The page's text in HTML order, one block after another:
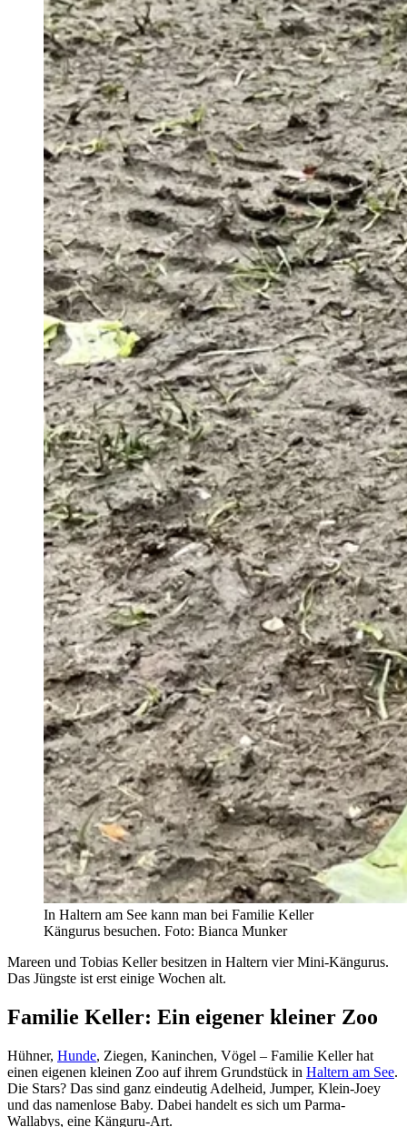
In Haltern am See kann man bei Familie Keller
Kängurus besuchen. Foto: Bianca Munker
Mareen und Tobias Keller besitzen in Haltern vier Mini-Kängurus.
Das Jüngste ist erst einige Wochen alt.
Familie Keller: Ein eigener kleiner Zoo
Hühner, Hunde, Ziegen, Kaninchen, Vögel – Familie Keller hat
einen eigenen kleinen Zoo auf ihrem Grundstück in Haltern am See.
Die Stars? Das sind ganz eindeutig Adelheid, Jumper, Klein-Joey
und das namenlose Baby. Dabei handelt es sich um Parma-
Wallabys, eine Känguru-Art.